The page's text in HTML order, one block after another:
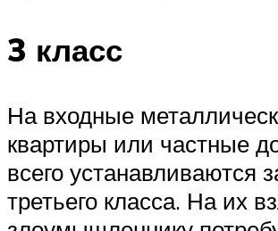
3 класс
На входные
квартиры или частные
всего устанавливаются
третьего класса. На их